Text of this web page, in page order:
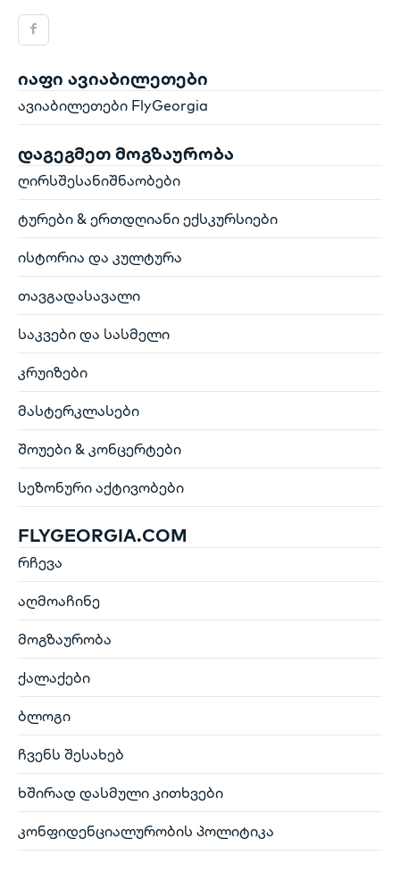
იაფი ავიაბილეთები
ავიაბილეთები FlyGeorgia
დაგეგმეთ მოგზაურობა
ღირსშესანიშნაობები
ტურები & ერთდღიანი ექსკურსიები
ისტორია და კულტურა
თავგადასავალი
საკვები და სასმელი
კრუიზები
მასტერკლასები
შოუები & კონცერტები
სეზონური აქტივობები
FLYGEORGIA.COM
რჩევა
აღმოაჩინე
მოგზაურობა
ქალაქები
ბლოგი
ჩვენს შესახებ
ხშირად დასმული კითხვები
კონფიდენციალურობის პოლიტიკა